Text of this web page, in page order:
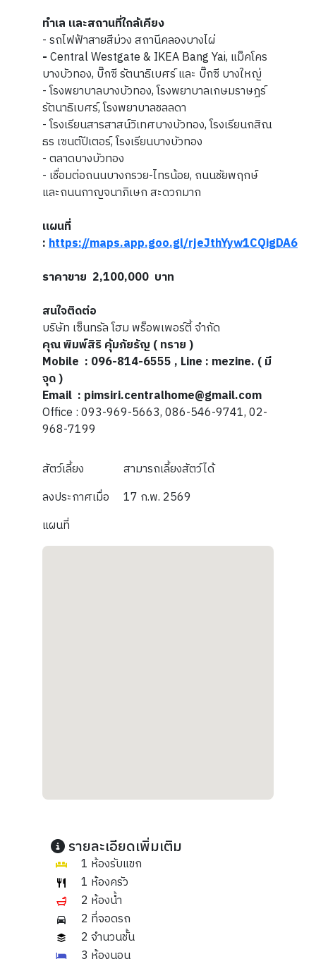
ทำเล และสถานที่ใกล้เคียง
- รถไฟฟ้าสายสีม่วง สถานีคลองบางไผ่
-Central Westgate & IKEA Bang Yai, แม็คโคร
บางบัวทอง, บิ๊กซี รัตนาธิเบศร์ และ บิ๊กซี บางใหญ่
- โรงพยาบาลบางบัวทอง, โรงพยาบาลเกษมราษฎร์
รัตนาธิเบศร์, โรงพยาบาลชลลดา
- โรงเรียนสารสาสน์วิเทศบางบัวทอง, โรงเรียนกสิณ
ธร เซนต์ปีเตอร์, โรงเรียนบางบัวทอง
- ตลาดบางบัวทอง
- เชื่อมต่อถนนบางกรวย-ไทรน้อย, ถนนชัยพฤกษ์
และถนนกาญจนาภิเษก สะดวกมาก
แผนที่
:https://maps.app.goo.gl/rjeJthYyw1CQigDA6
ราคาขาย 2,100,000 บาท
สนใจติดต่อ
บริษัท เซ็นทรัล โฮม พร็อพเพอร์ตี้ จำกัด
คุณ พิมพ์สิริ คุ้มภัยรัญ ( ทราย )
Mobile : 096-814-6555 , Line : mezine. ( มี
จุด )
Email : pimsiri.centralhome@gmail.com
Office : 093-969-5663, 086-546-9741, 02-
968-7199
สัตว์เลี้ยง
สามารถเลี้ยงสัตว์ได้
ลงประกาศเมื่อ
17 ก.พ. 2569
แผนที่
รายละเอียดเพิ่มเติม
1 ห้องรับแขก
1 ห้องครัว
2 ห้องน้ำ
2 ที่จอดรถ
2 จำนวนชั้น